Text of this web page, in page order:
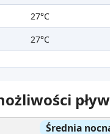
27°C
27°C
Średnia